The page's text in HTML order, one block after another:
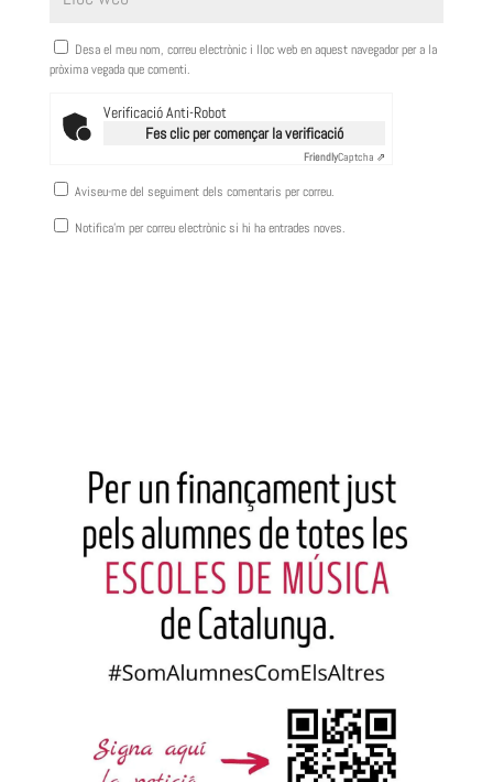
Desa el meu nom, correu electrònic i lloc web en aquest navegador per a la
pròxima vegada que comenti.
Verificació Anti-Robot
Fes clic per començar la verificació
FriendlyCaptcha ⇗
Aviseu-me del seguiment dels comentaris per correu.
Notifica'm per correu electrònic si hi ha entrades noves.